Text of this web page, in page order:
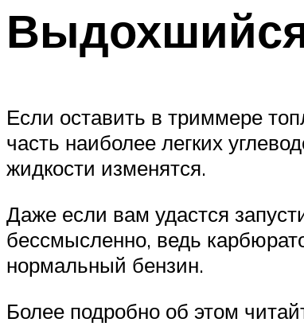
Если оставить в триммере
часть наиболее легких
жидкости изменятся.
Даже если вам удастся
бессмысленно, ведь
нормальный бензин.
Более подробно об этом